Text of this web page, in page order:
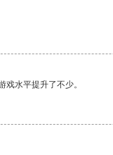
水平提升了不少。